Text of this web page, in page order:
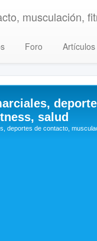
musculación,
Foro Artículos
salud
deportes de contacto,